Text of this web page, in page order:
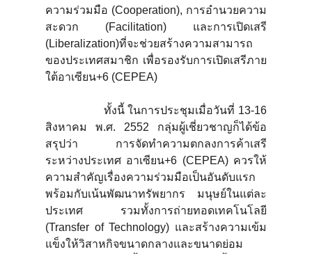
ความร่วมมือ (Cooperation), การอำนวยความ
สะดวก (Facilitation) และการเปิดเสรี
(Liberalization)ที่จะช่วยสร้างความสามารถ
ของประเทศสมาชิก เพื่อรองรับการเปิดเสรีภาย
ใต้อาเซียน+6 (CEPEA)
ทั้งนี้ ในการประชุมเมื่อวันที่ 13-16
สิงหาคม พ.ศ. 2552 กลุ่มผู้เชี่ยวชาญก็ได้ข้อ
สรุปว่า การจัดทำความตกลงการค้าเสรี
ระหว่างประเทศ อาเซียน+6 (CEPEA) ควรให้
ความสำคัญเรื่องความร่วมมือเป็นอันดับแรก
พร้อมกับเน้นพัฒนาทรัพยากร มนุษย์ในแต่ละ
ประเทศ รวมทั้งการถ่ายทอดเทคโนโลยี
(Transfer of Technology) และสร้างความเข้ม
แข็งให้วิสาหกิจขนาดกลางและขนาดย่อม